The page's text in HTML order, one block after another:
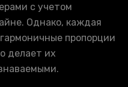
с учетом
Однако, каждая
пропорции
делает их